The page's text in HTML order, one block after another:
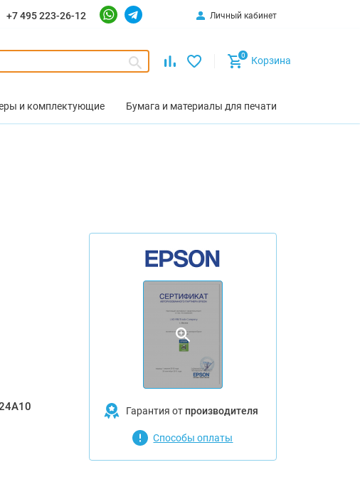
+7 495 223-26-12 Личный кабинет
0 Корзина
и комплектующие Бумага и материалы для печати
Гарантия от производителя
Способы оплаты